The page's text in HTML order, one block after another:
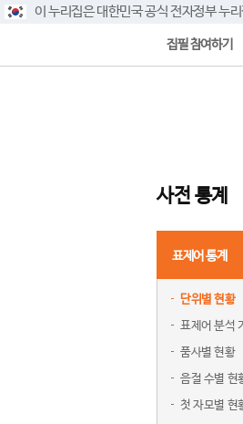
이 누리집은 대한민국 공식 전자정부 누
집필 참여하기
사전 통계
표제어 통계
단위별 현황
표제어 분석
품사별 현황
음절 수별 현
첫 자모별 현